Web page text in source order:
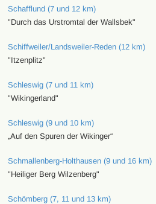
Schafflund (7 und 12 km)
"Durch das Urstromtal der Wallsbek"
Schiffweiler/Landsweiler-Reden (12 km)
"Itzenplitz"
Schleswig (7 und 11 km)
"Wikingerland"
Schleswig (9 und 10 km)
„Auf den Spuren der Wikinger“
Schmallenberg-Holthausen (9 und 16 km)
"Heiliger Berg Wilzenberg"
Schömberg (7, 11 und 13 km)